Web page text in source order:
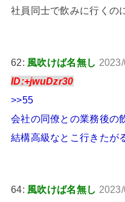
社員同士で飲みに行くの
62: 風吹けば名無し
ID:+jwuDzr30
>>55
会社の同僚との業務後の
結構高級なとこ行きたが
64: 風吹けば名無し